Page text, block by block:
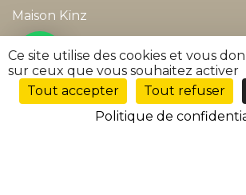
Maison Kïnz
Mentions légales
Politique de confidentialité
Conditions générales de vente
Ce site utilise des cookies et vous
sur ceux que vous souhaitez activer
Tout accepter
Tout refuser
Politique de